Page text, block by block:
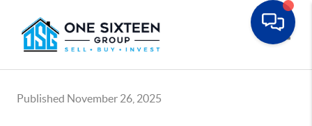
Published November 26, 2025